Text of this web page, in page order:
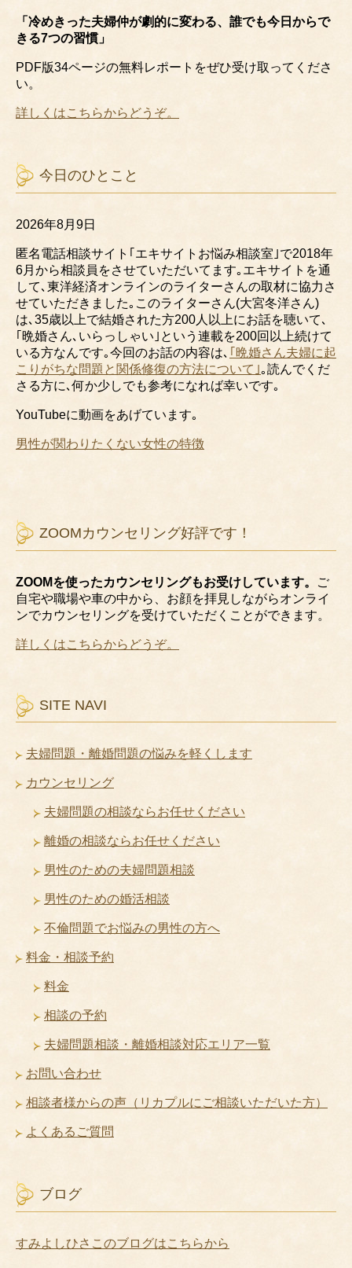
「冷めきった夫婦仲が劇的に変わる、誰でも今日からで
きる7つの習慣」
PDF版34ページの無料レポートをぜひ受け取ってくださ
い。
詳しくはこちらからどうぞ。
今日のひとこと
2026年8月9日
匿名電話相談サイト｢エキサイトお悩み相談室｣で2018年
6月から相談員をさせていただいてます｡エキサイトを通
して､東洋経済オンラインのライターさんの取材に協力さ
せていただきました｡このライターさん(大宮冬洋さん)
は､35歳以上で結婚された方200人以上にお話を聴いて､
｢晩婚さん､いらっしゃい｣という連載を200回以上続けて
いる方なんです｡今回のお話の内容は､ ｢晩婚さん夫婦に起
こりがちな問題と関係修復の方法について｣｡読んでくだ
さる方に､何か少しでも参考になれば幸いです｡
YouTubeに動画をあげています｡
男性が関わりたくない女性の特徴
ZOOMカウンセリング好評です！
ZOOMを使ったカウンセリングもお受けしています。
ご
自宅や職場や車の中から、お顔を拝見しながらオンライ
ンでカウンセリングを受けていただくことができます。
詳しくはこちらからどうぞ。
SITE NAVI
夫婦問題・離婚問題の悩みを軽くします
カウンセリング
夫婦問題の相談ならお任せください
離婚の相談ならお任せください
男性のための夫婦問題相談
男性のための婚活相談
不倫問題でお悩みの男性の方へ
料金・相談予約
料金
相談の予約
夫婦問題相談・離婚相談対応エリア一覧
お問い合わせ
相談者様からの声（リカプルにご相談いただいた方）
よくあるご質問
ブログ
すみよしひさこのブログはこちらから